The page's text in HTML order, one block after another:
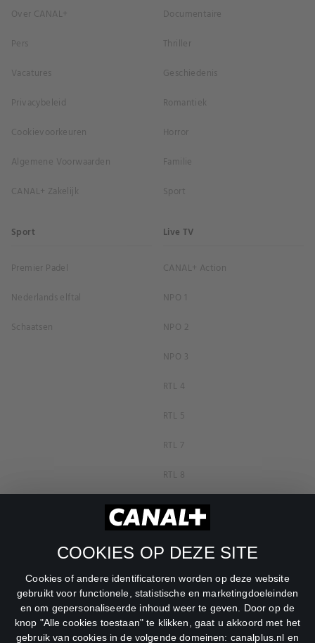
COOKIES OP DEZE SITE
Cookies of andere identificatoren worden op deze website
gebruikt voor functionele, statistische en marketingdoeleinden
en om gepersonaliseerde inhoud weer te geven. Door op de
knop "Alle cookies toestaan" te klikken, gaat u akkoord met het
gebruik van cookies in de volgende domeinen: canalplus.nl en
Over CANAL+
Pers
Vacatures
Privacybeleid
Cookievoorkeuren
Algemene Voorwaarden
CANAL+ Zakelijk
Documentaire
Thriller
Geschiedenis
Romantiek
Horror
Familie
Sport
Sport
Premier Padel
Nederlands elftal
Schaatsen
Live TV
CANAL+ Action
NPO 1
NPO 2
NPO 3
RTL 4
RTL 5
RTL 7
RTL 8
RTL Z
SBS6
Veronica
DreamWorks Channel